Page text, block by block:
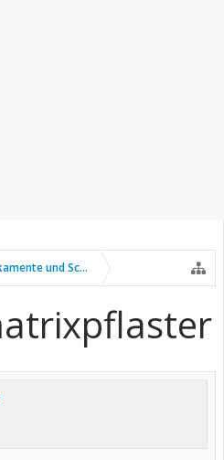
und Schmerztherapie